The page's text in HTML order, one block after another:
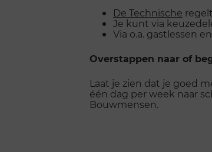
De Technische
Je kunt via
Via o.a. gastlessen
Overstappen naar of
Laat je zien dat je goed
één dag per week naar
Bouwmensen.